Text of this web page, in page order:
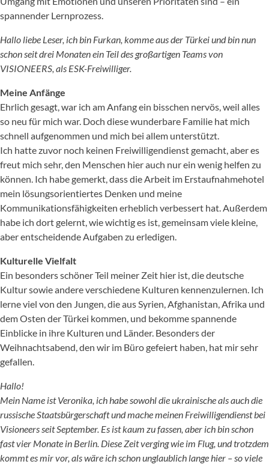
spannender Lernprozess.
Hallo liebe Leser, ich bin Furkan, komme aus der Türkei und bin nun
schon seit drei Monaten ein Teil des großartigen Teams von
VISIONEERS, als ESK-Freiwilliger.
Meine Anfänge
Ehrlich gesagt, war ich am Anfang ein bisschen nervös, weil alles
so neu für mich war. Doch diese wunderbare Familie hat mich
schnell aufgenommen und mich bei allem unterstützt.
Ich hatte zuvor noch keinen Freiwilligendienst gemacht, aber es
freut mich sehr, den Menschen hier auch nur ein wenig helfen zu
können. Ich habe gemerkt, dass die Arbeit im Erstaufnahmehotel
mein lösungsorientiertes Denken und meine
Kommunikationsfähigkeiten erheblich verbessert hat. Außerdem
habe ich dort gelernt, wie wichtig es ist, gemeinsam viele kleine,
aber entscheidende Aufgaben zu erledigen.
Kulturelle Vielfalt
Ein besonders schöner Teil meiner Zeit hier ist, die deutsche
Kultur sowie andere verschiedene Kulturen kennenzulernen. Ich
lerne viel von den Jungen, die aus Syrien, Afghanistan, Afrika und
dem Osten der Türkei kommen, und bekomme spannende
Einblicke in ihre Kulturen und Länder. Besonders der
Weihnachtsabend, den wir im Büro gefeiert haben, hat mir sehr
gefallen.
Hallo!
Mein Name ist Veronika, ich habe sowohl die ukrainische als auch die
russische Staatsbürgerschaft und mache meinen Freiwilligendienst bei
Visioneers seit September. Es ist kaum zu fassen, aber ich bin schon
fast vier Monate in Berlin. Diese Zeit verging wie im Flug, und trotzdem
kommt es mir vor, als wäre ich schon unglaublich lange hier – so viele